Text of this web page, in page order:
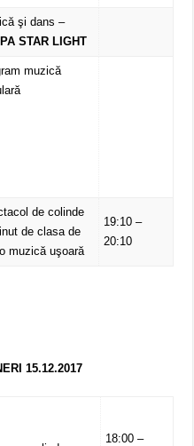
şi dans –
STAR LIGHT
muzică
de colinde
de clasa de
muzică uşoară
19:10 –
20:10
18:00 –